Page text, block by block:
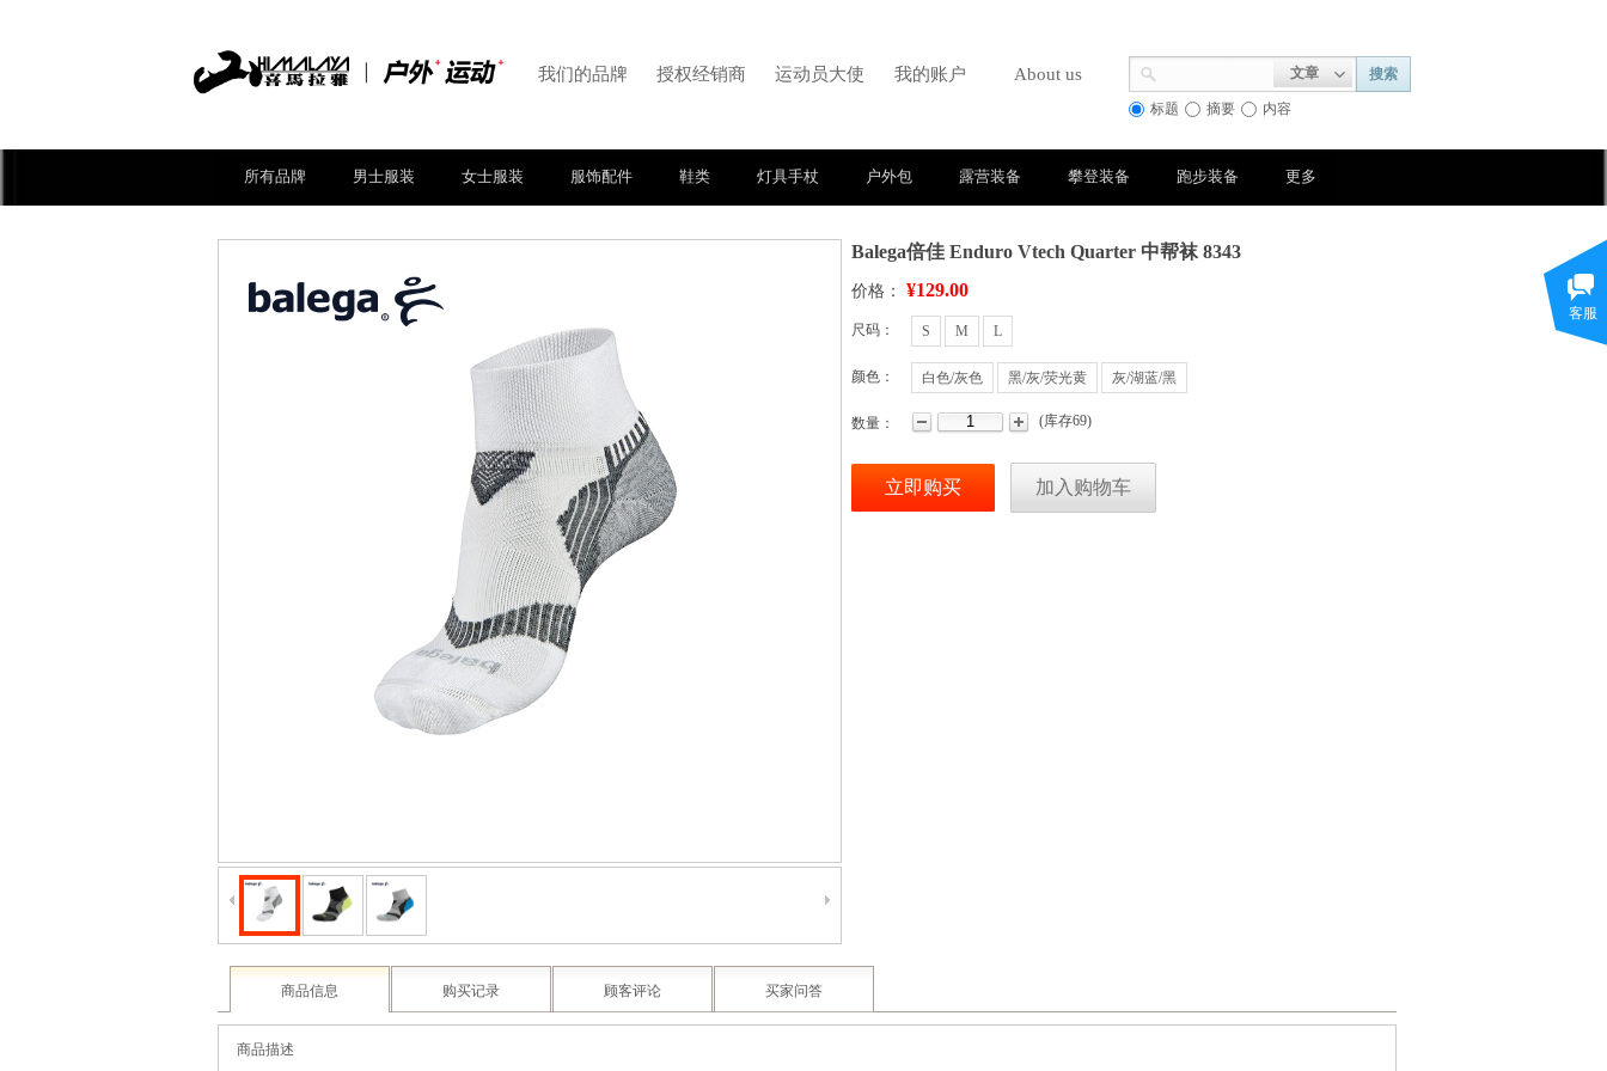
文章 搜索
标题 摘要 内容
我们的品牌 授权经销商 运动员大使 我的账户 About us
Balega倍佳 Enduro Vtech Quarter 中帮袜 8343
价格： ¥129.00
尺码： S M L
颜色： 白色/灰色 黑/灰/荧光黄 灰/湖蓝/黑
数量： (库存69)
立即购买 加入购物车
商品信息 购买记录 顾客评论 买家问答
商品描述
所有品牌 男士服装 女士服装 服饰配件 鞋类 灯具手杖 户外包 露营装备 攀登装备 跑步装备 更多
客服